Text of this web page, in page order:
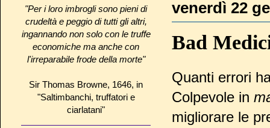
venerdì 22
Bad
Quanti errori
Colpevole in
migliorare le
"Per i loro imbrogli sono pieni di
crudeltà e peggio di tutti gli altri,
ingannando non solo con le truffe
economiche ma anche con
l'irreparabile frode della morte"
Sir Thomas Browne, 1646, in
"Saltimbanchi, truffatori e
ciarlatani"